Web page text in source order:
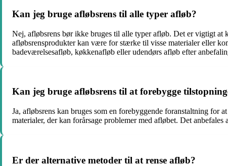
Kan jeg bruge afløbsrens til alle typer afløb?
Nej, afløbsrens bør ikke bruges til alle typer afløb. Det er vigtigt at
afløbsrensprodukter kan være for stærke til visse materialer eller
badeværelsesafløb, køkkenafløb eller udendørs afløb efter
Kan jeg bruge afløbsrens til at forebygge
Ja, afløbsrens kan bruges som en forebyggende foranstaltning
materialer, der kan forårsage problemer med afløbet. Det
Er der alternative metoder til at rense afløb?